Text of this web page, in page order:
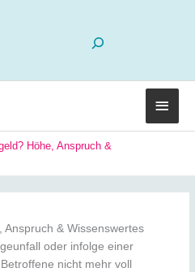
Höhe, Anspruch &
Anspruch & Wissenswertes
oder infolge einer
nicht mehr voll